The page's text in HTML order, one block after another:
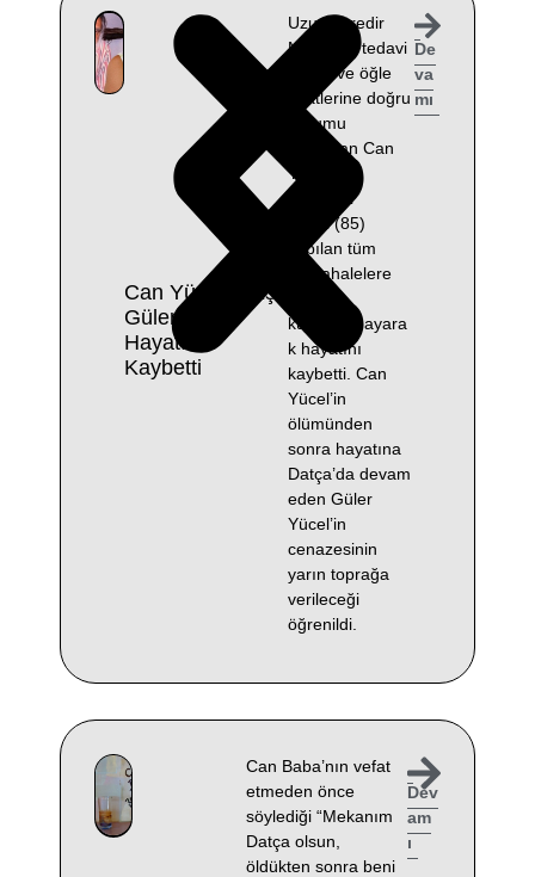
Can Yücel’in Eşi
Güler Yücel
Hayatını
Kaybetti
Uzun süredir
Muğla’da tedavi
gören ve öğle
saatlerine doğru
durumu
ağırlaşan Can
Yücel’in
eşi Güler
Yücel (85)
yapılan tüm
müdahalelere
rağmen
kurtarılamayara
k hayatını
kaybetti. Can
Yücel’in
ölümünden
sonra hayatına
Datça’da devam
eden Güler
Yücel’in
cenazesinin
yarın toprağa
verileceği
öğrenildi.
De
va
mı
Can Baba’nın vefat
etmeden önce
söylediği “Mekanım
Datça olsun,
öldükten sonra beni
Dev
am
ı